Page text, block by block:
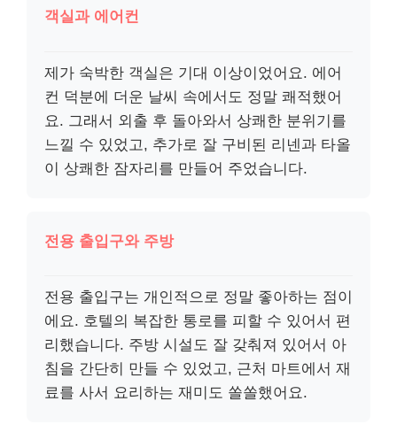
객실과 에어컨
제가 숙박한 객실은 기대 이상이었어요. 에어
컨 덕분에 더운 날씨 속에서도 정말 쾌적했어
요. 그래서 외출 후 돌아와서 상쾌한 분위기를
느낄 수 있었고, 추가로 잘 구비된 리넨과 타올
이 상쾌한 잠자리를 만들어 주었습니다.
전용 출입구와 주방
전용 출입구는 개인적으로 정말 좋아하는 점이
에요. 호텔의 복잡한 통로를 피할 수 있어서 편
리했습니다. 주방 시설도 잘 갖춰져 있어서 아
침을 간단히 만들 수 있었고, 근처 마트에서 재
료를 사서 요리하는 재미도 쏠쏠했어요.